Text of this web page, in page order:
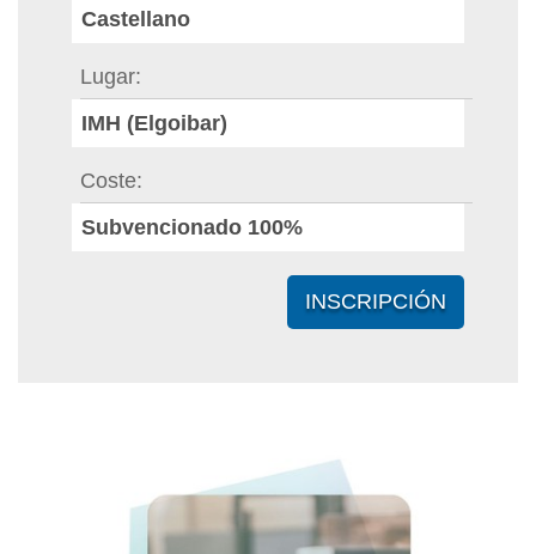
Castellano
Lugar
IMH (Elgoibar)
Coste
Subvencionado 100%
INSCRIPCIÓN